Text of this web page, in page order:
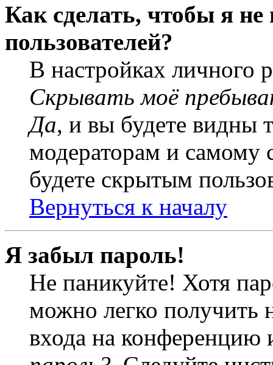
Как сделать, чтобы я
пользователей?
В настройках личного
Скрывать моё
Да, и вы будете видны
модераторам и самому
будете скрытым
Вернуться к началу
Я забыл пароль!
Не паникуйте! Хотя
можно легко получить
входа на